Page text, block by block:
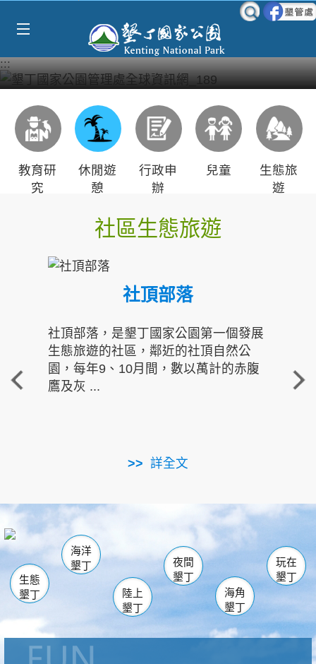
:::
教育研
究
休閒遊
憩
行政申
辦
兒童
生態旅
遊
社區生態旅遊
社頂部落
社頂部落，是墾丁國家公園第一個發展
生態旅遊的社區，鄰近的社頂自然公
園，每年9、10月間，數以萬計的赤腹
鷹及灰 ...
詳全文
重
走進
南仁湖
海生館
恆春 佳樂水
龍鑾潭自然中心 森林遊樂區
瓊麻館
關山 墾管處遊客中心
社頂公園 風吹沙
船帆石
白砂 龍磐公園
香蕉灣
砂島
鵝鑾鼻
生態
墾丁
海洋
墾丁
陸上
墾丁
夜間
墾丁
海角
墾丁
玩在
墾丁